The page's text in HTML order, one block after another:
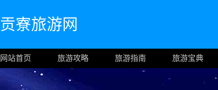
贡寮旅游网
网站首页 旅游攻略 旅游指南 旅游宝典